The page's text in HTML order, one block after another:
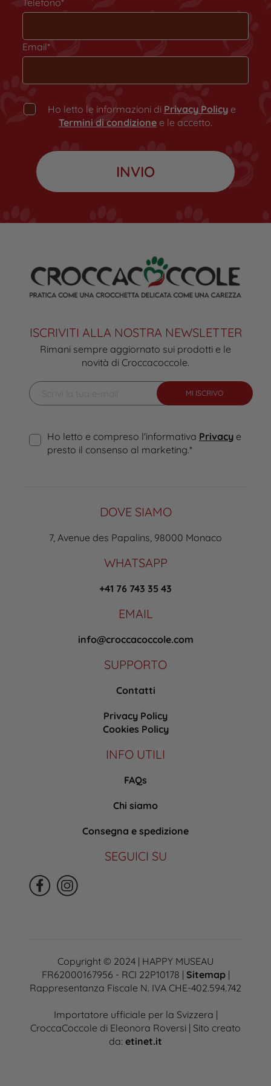
Telefono*
Email*
Ho letto le informazioni di Privacy Policye
Termini di condizione e le accetto.
ISCRIVITI ALLA NOSTRA NEWSLETTER
Rimani sempre aggiornato sui prodotti e le
novità di Croccacoccole.
MI ISCRIVO
Ho letto e compreso l'informativa Privacye
presto il consenso al marketing.*
DOVE SIAMO
7, Avenue des Papalins, 98000 Monaco
WHATSAPP
+41 76 743 35 43
EMAIL
info@croccacoccole.com
SUPPORTO
Contatti
Privacy Policy
Cookies Policy
INFO UTILI
FAQs
Chi siamo
Consegna e spedizione
SEGUICI SU
Copyright © 2024 | HAPPY MUSEAU
FR62000167956 - RCI 22P10178 | Sitemap|
Rappresentanza Fiscale N. IVA CHE-402.594.742
Importatore ufficiale per la Svizzera |
CroccaCoccole di Eleonora Roversi | Sito creato
da: etinet.it